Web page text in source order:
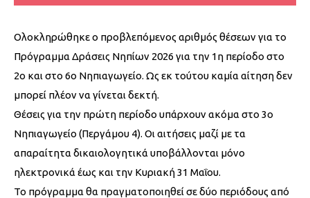
Ολοκληρώθηκε ο προβλεπόμενος αριθμός θέσεων για το
Πρόγραμμα Δράσεις Νηπίων 2026 για την 1η περίοδο στο
2ο και στο 6ο Νηπιαγωγείο. Ως εκ τούτου καμία αίτηση δεν
μπορεί πλέον να γίνεται δεκτή.
Θέσεις για την πρώτη περίοδο υπάρχουν ακόμα στο 3ο
Νηπιαγωγείο (Περγάμου 4). Οι αιτήσεις μαζί με τα
απαραίτητα δικαιολογητικά υποβάλλονται μόνο
ηλεκτρονικά έως και την Κυριακή 31 Μαΐου.
Το πρόγραμμα θα πραγματοποιηθεί σε δύο περιόδους από